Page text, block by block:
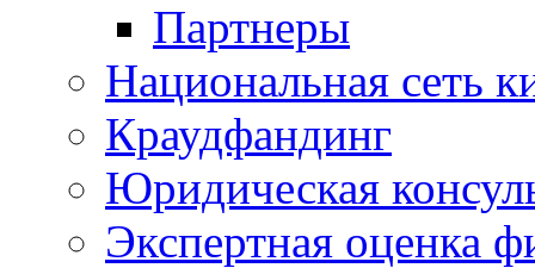
Партнеры
Национальная сеть
Краудфандинг
Юридическая
Экспертная оценка